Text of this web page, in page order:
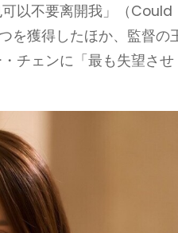
以不要离開我」（Could
を獲得したほか、監督の
チェンに「最も失望させ